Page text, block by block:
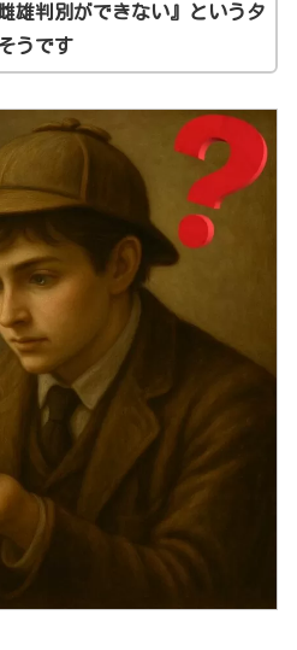
雄判別ができない』というタ
うです